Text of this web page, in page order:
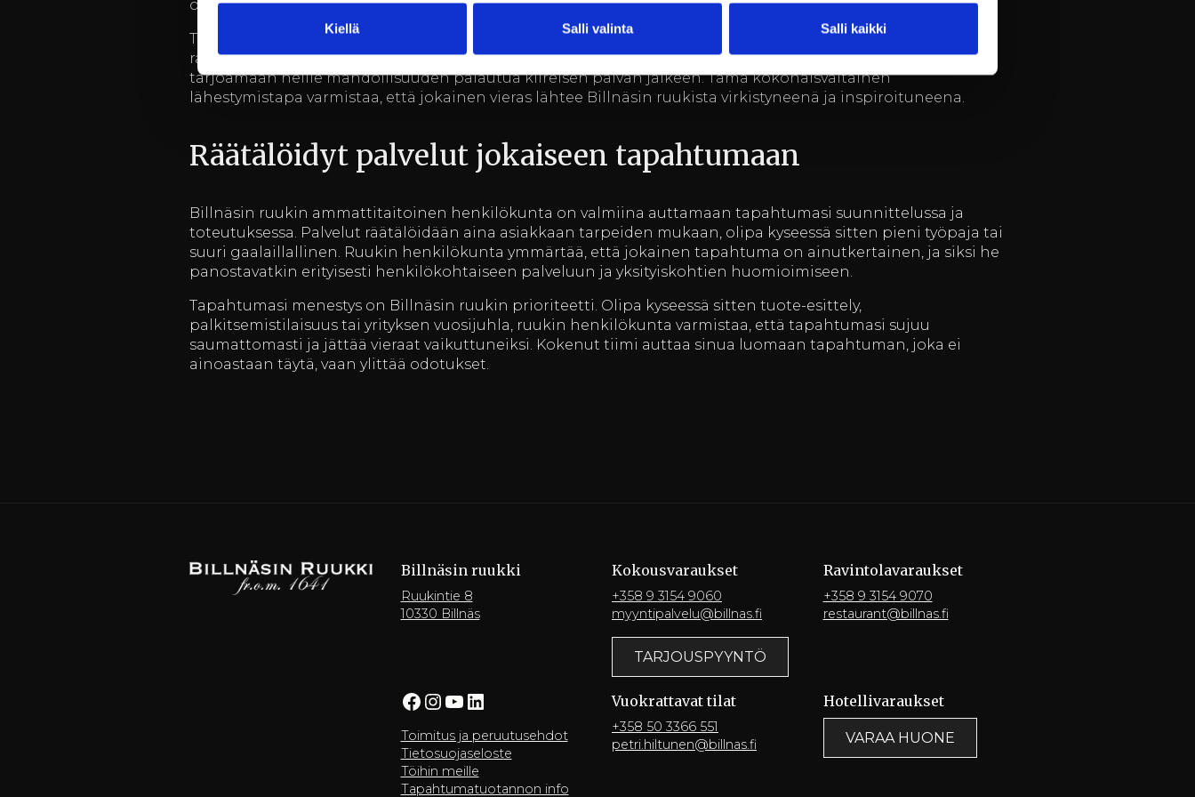
Kiellä Salli valinta Salli kaikki
oleskeluun kuin pidempiaikaiseenkin majoittumiseen.
Tapahtuman jälkeen vieraat voivat virkistäytyä kävelyllä joen rannalla tai tutustua ruukin historiallisiin
rakennuksiin ja niiden tarinoihin. Hotellin palvelut on suunniteltu tukemaan vieraiden hyvinvointia ja
tarjoamaan heille mahdollisuuden palautua kiireisen päivän jälkeen. Tämä kokonaisvaltainen
lähestymistapa varmistaa, että jokainen vieras lähtee Billnäsin ruukista virkistyneenä ja inspiroituneena.
Räätälöidyt palvelut jokaiseen tapahtumaan
Billnäsin ruukin ammattitaitoinen henkilökunta on valmiina auttamaan tapahtumasi suunnittelussa ja
toteutuksessa. Palvelut räätälöidään aina asiakkaan tarpeiden mukaan, olipa kyseessä sitten pieni työpaja tai
suuri gaalaillallinen. Ruukin henkilökunta ymmärtää, että jokainen tapahtuma on ainutkertainen, ja siksi he
panostavatkin erityisesti henkilökohtaiseen palveluun ja yksityiskohtien huomioimiseen.
Tapahtumasi menestys on Billnäsin ruukin prioriteetti. Olipa kyseessä sitten tuote-esittely,
palkitsemistilaisuus tai yrityksen vuosijuhla, ruukin henkilökunta varmistaa, että tapahtumasi sujuu
saumattomasti ja jättää vieraat vaikuttuneiksi. Kokenut tiimi auttaa sinua luomaan tapahtuman, joka ei
ainoastaan täytä, vaan ylittää odotukset.
Billnäsin ruukki
Ruukintie 8
10330 Billnäs
Kokousvaraukset
+358 9 3154 9060
myyntipalvelu@billnas.fi
TARJOUSPYYNTÖ
Ravintola­varaukset
+358 9 3154 9070
restaurant@billnas.fi
Facebook InstagramYouTube LinkedIn
Toimitus ja peruutusehdot
Tietosuojaseloste
Töihin meille
Tapahtumatuotannon info
Vuokrattavat tilat
+358 50 3366 551
petri.hiltunen@billnas.fi
Hotelli­varaukset
VARAA HUONE